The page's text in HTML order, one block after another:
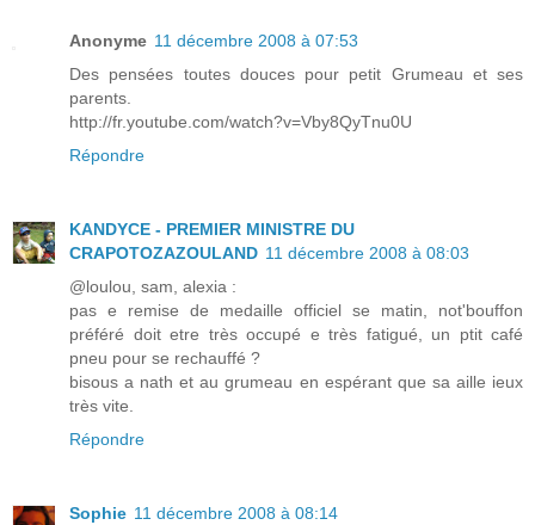
Anonyme 11 décembre 2008 à 07:53
Des pensées toutes douces pour petit Grumeau et ses
parents.
http://fr.youtube.com/watch?v=Vby8QyTnu0U
Répondre
KANDYCE - PREMIER MINISTRE DU
CRAPOTOZAZOULAND 11 décembre 2008 à 08:03
@loulou, sam, alexia :
pas e remise de medaille officiel se matin, not'bouffon
préféré doit etre très occupé e très fatigué, un ptit café
pneu pour se rechauffé ?
bisous a nath et au grumeau en espérant que sa aille ieux
très vite.
Répondre
Sophie 11 décembre 2008 à 08:14